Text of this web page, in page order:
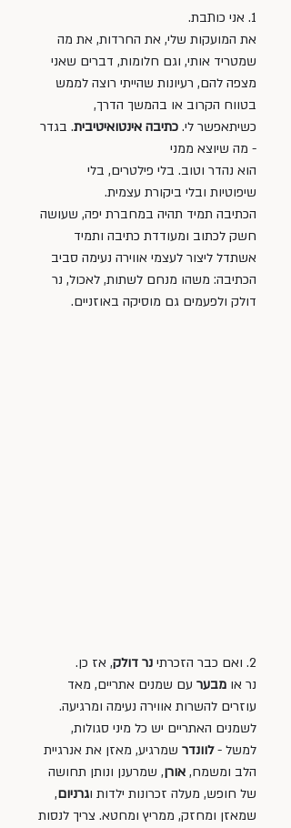
1. אני כותבת.
את המועקות שלי, את החרדות, את מה
שמטריד אותי, וגם חלומות, דברים שאני
מצפה להם, רעיונות שהייתי רוצה לממש
בטווח הקרוב או בהמשך הדרך,
כשיתאפשר לי. כתיבה אינטואיטיבית. בגדר
- מה שיוצא ממני
הוא נהדר וטוב. בלי פילטרים, בלי
שיפוטיות ובלי ביקורת עצמית.
הכתיבה תמיד תהיה במחברת יפה, שעושה
חשק לכתוב ומעודדת כתיבה ותמיד
אשתדל ליצור לעצמי אווירה נעימה סביב
הכתיבה: משהו מנחם לשתות, לאכול, נר
דולק ולפעמים גם מוסיקה באוזניים.
2. ואם כבר הזכרתי נר דולק, אז כן.
נר או מבער עם שמנים אתריים, מאד
עוזרים להשרות אווירה נעימה ומרגיעה.
לשמנים האתריים יש כל מיני סגולות,
למשל - לוונדר שמרגיע, מאזן את אנרגיית
הלב ומשמח, אורן, שמרענן ונותן תחושה
של חופש, מעלה זכרונות ילדות וגרניום,
שמאזן ומחזק, ממריץ ומחטא. צריך לנסות